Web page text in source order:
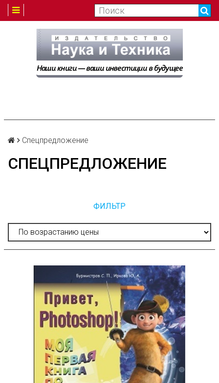
Спецпредложение
СПЕЦПРЕДЛОЖЕНИЕ
ФИЛЬТР